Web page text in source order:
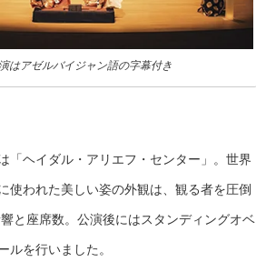
はアゼルバイジャン語の字幕付き
「ヘイダル・アリエフ・センター」。世界
使われた美しい姿の外観は、観る者を圧倒
と座席数。公演後にはスタンディングオベ
を行いました。